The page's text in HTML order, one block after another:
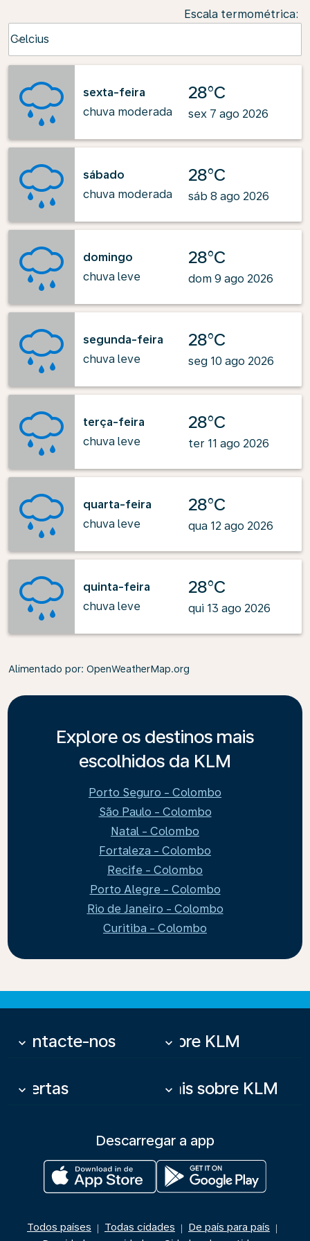
Escala termométrica:
Celcius
keyboard_arrow_down
sexta-feira
chuva moderada
28°C
sex 7 ago 2026
sábado
chuva moderada
28°C
sáb 8 ago 2026
domingo
chuva leve
28°C
dom 9 ago 2026
segunda-feira
chuva leve
28°C
seg 10 ago 2026
terça-feira
chuva leve
28°C
ter 11 ago 2026
quarta-feira
chuva leve
28°C
qua 12 ago 2026
quinta-feira
chuva leve
28°C
qui 13 ago 2026
Alimentado por: OpenWeatherMap.org
Explore os destinos mais
escolhidos da KLM
Porto Seguro - Colombo
São Paulo - Colombo
Natal - Colombo
Fortaleza - Colombo
Recife - Colombo
Porto Alegre - Colombo
Rio de Janeiro - Colombo
Curitiba - Colombo
Contacte-nos
keyboard_arrow_down Sobre KLM
keyboard_arrow_down
Ofertas
keyboard_arrow_down Mais sobre KLM
keyboard_arrow_down
Descarregar a app
Todos países | Todas cidades | De país para país |